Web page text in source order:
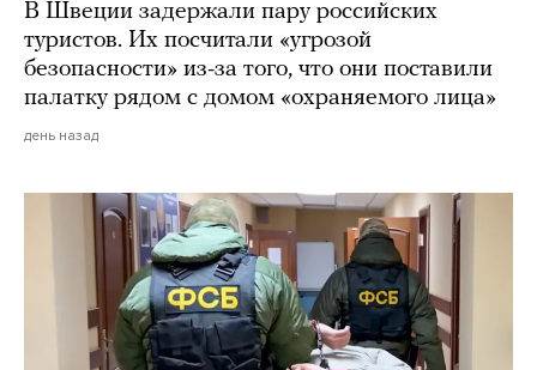
В Швеции задержали пару российских
туристов. Их посчитали «угрозой
безопасности» из-за того, что они поставили
палатку рядом с домом «охраняемого лица»
день назад